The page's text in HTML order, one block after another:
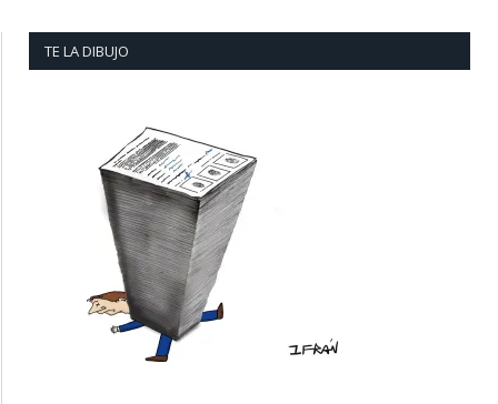
TE LA DIBUJO